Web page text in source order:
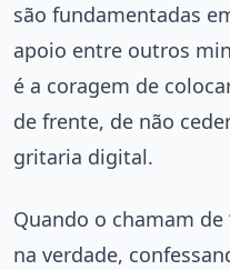
são fundamentadas
apoio entre outros
é a coragem de
de frente, de não
gritaria digital.
Quando o chamam de
na verdade,